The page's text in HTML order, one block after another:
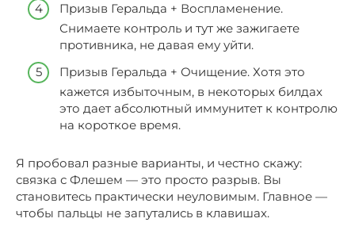
Призыв Геральда + Воспламенение.
Снимаете контроль и тут же зажигаете
противника, не давая ему уйти.
Призыв Геральда + Очищение. Хотя это
кажется избыточным, в некоторых билдах
это дает абсолютный иммунитет к контролю
на короткое время.
Я пробовал разные варианты, и честно скажу:
связка с Флешем — это просто разрыв. Вы
становитесь практически неуловимым. Главное —
чтобы пальцы не запутались в клавишах.